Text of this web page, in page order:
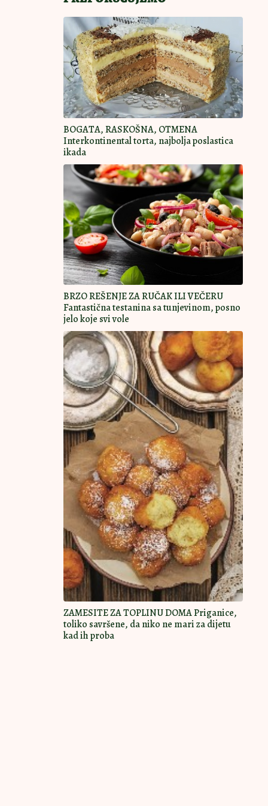
BOGATA, RASKOŠNA, OTMENA
Interkontinental torta, najbolja poslastica
ikada
BRZO REŠENJE ZA RUČAK ILI VEČERU
Fantastična testanina sa tunjevinom, posno
jelo koje svi vole
ZAMESITE ZA TOPLINU DOMA Priganice,
toliko savršene, da niko ne mari za dijetu
kad ih proba